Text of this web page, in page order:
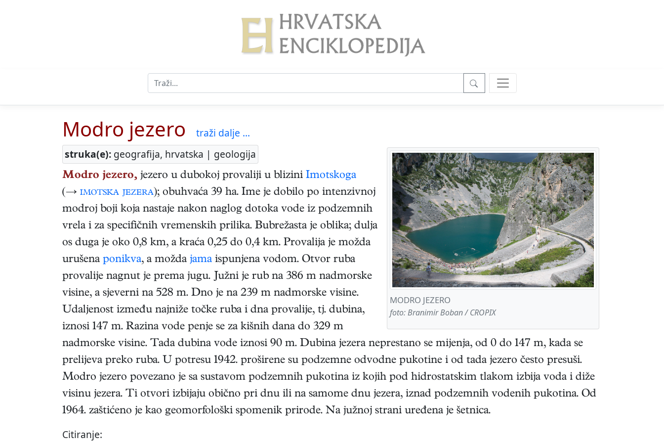
Modro jezero
traži dalje ...
struka(e): geografija, hrvatska | geologija
MODRO JEZERO
foto: Branimir Boban / CROPIX
Modro jezero, jezero u dubokoj provaliji u blizini Imotskoga
(→ imotska jezera); obuhvaća 39 ha. Ime je dobilo po intenzivnoj
modroj boji koja nastaje nakon naglog dotoka vode iz podzemnih
vrela i za specifičnih vremenskih prilika. Bubrežasta je oblika; dulja
os duga je oko 0,8 km, a kraća 0,25 do 0,4 km. Provalija je možda
urušena ponikva, a možda jama ispunjena vodom. Otvor ruba
provalije nagnut je prema jugu. Južni je rub na 386 m nadmorske
visine, a sjeverni na 528 m. Dno je na 239 m nadmorske visine.
Udaljenost između najniže točke ruba i dna provalije, tj. dubina,
iznosi 147 m. Razina vode penje se za kišnih dana do 329 m
nadmorske visine. Tada dubina vode iznosi 90 m. Dubina jezera neprestano se mijenja, od 0 do 147 m, kada se
prelijeva preko ruba. U potresu 1942. proširene su podzemne odvodne pukotine i od tada jezero često presuši.
Modro jezero povezano je sa sustavom podzemnih pukotina iz kojih pod hidrostatskim tlakom izbija voda i diže
visinu jezera. Ti otvori izbijaju obično pri dnu ili na samome dnu jezera, iznad podzemnih vodenih pukotina. Od
1964. zaštićeno je kao geomorfološki spomenik prirode. Na južnoj strani uređena je šetnica.
Citiranje: